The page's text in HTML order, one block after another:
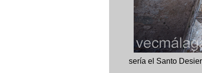
sería el Santo